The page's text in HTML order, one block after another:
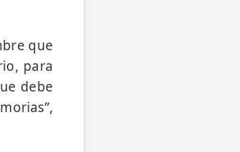
que
para
debe